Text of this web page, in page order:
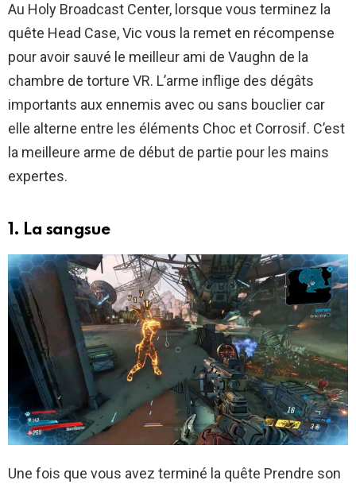
Au Holy Broadcast Center, lorsque vous terminez la
quête Head Case, Vic vous la remet en récompense
pour avoir sauvé le meilleur ami de Vaughn de la
chambre de torture VR. L’arme inflige des dégâts
importants aux ennemis avec ou sans bouclier car
elle alterne entre les éléments Choc et Corrosif. C’est
la meilleure arme de début de partie pour les mains
expertes.
1. La sangsue
Une fois que vous avez terminé la quête Prendre son